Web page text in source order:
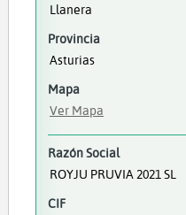
Llanera
Provincia
Asturias
Mapa
Ver Mapa
Razón Social
ROYJU PRUVIA 2021 SL
CIF